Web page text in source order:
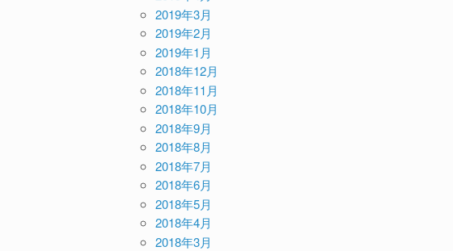
2019年3月
2019年2月
2019年1月
2018年12月
2018年11月
2018年10月
2018年9月
2018年8月
2018年7月
2018年6月
2018年5月
2018年4月
2018年3月